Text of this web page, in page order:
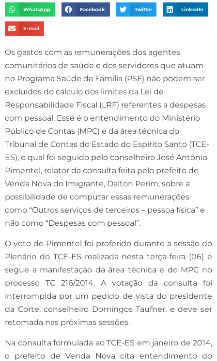
WhatsApp Facebook Twitter LinkedIn
E-mail
Os gastos com as remunerações dos agentes
comunitários de saúde e dos servidores que atuam
no Programa Saúde da Família (PSF) não podem ser
excluídos do cálculo dos limites da Lei de
Responsabilidade Fiscal (LRF) referentes a despesas
com pessoal. Esse é o entendimento do Ministério
Público de Contas (MPC) e da área técnica do
Tribunal de Contas do Estado do Espírito Santo (TCE-
ES), o qual foi seguido pelo conselheiro José Antônio
Pimentel, relator da consulta feita pelo prefeito de
Venda Nova do Imigrante, Dalton Perim, sobre a
possibilidade de computar essas remunerações
como “Outros serviços de terceiros – pessoa física” e
não como “Despesas com pessoal”.
O voto de Pimentel foi proferido durante a sessão do
Plenário do TCE-ES realizada nesta terça-feira (06) e
segue a manifestação da área técnica e do MPC no
processo TC 216/2014. A votação da consulta foi
interrompida por um pedido de vista do presidente
da Corte, conselheiro Domingos Taufner, e deve ser
retomada nas próximas sessões.
Na consulta formulada ao TCE-ES em janeiro de 2014,
o prefeito de Venda Nova cita entendimento do